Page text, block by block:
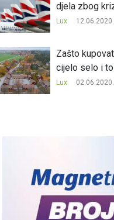
djela zbog
Lux 12.06.2020.
Zašto
cijelo selo i
Lux 02.06.2020.